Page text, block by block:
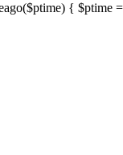
{ $ptime =